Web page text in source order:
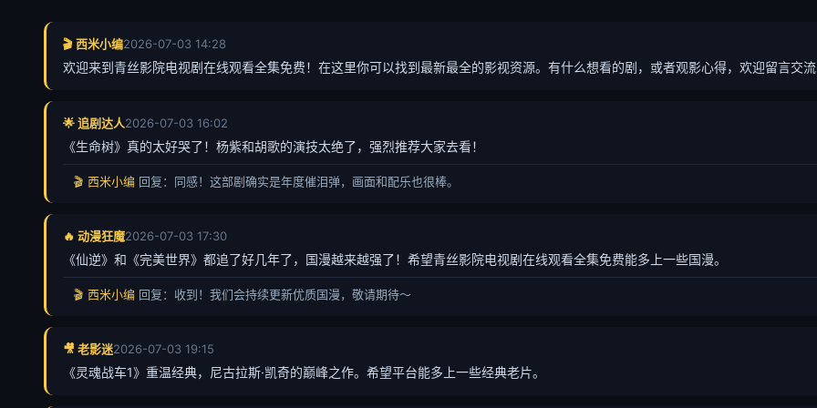
🎬 西米小编2026-07-03 14:28
欢迎来到青丝影院电视剧在线观看全集免费！在这里你可以找到最新最全的影视资源。有什么想看的剧，或者观影心得，欢迎留言交
🌟 追剧达人2026-07-03 16:02
《生命树》真的太好哭了！杨紫和胡歌的演技太绝了，强烈推荐大家去看！
🎬 西米小编 回复：同感！这部剧确实是年度催泪弹，画面和配乐也很棒。
🔥 动漫狂魔2026-07-03 17:30
《仙逆》和《完美世界》都追了好几年了，国漫越来越强了！希望青丝影院电视剧在线观看全集免费能多上一些国漫。
🎬 西米小编 回复：收到！我们会持续更新优质国漫，敬请期待～
🎥 老影迷2026-07-03 19:15
《灵魂战车1》重温经典，尼古拉斯·凯奇的巅峰之作。希望平台能多上一些经典老片。